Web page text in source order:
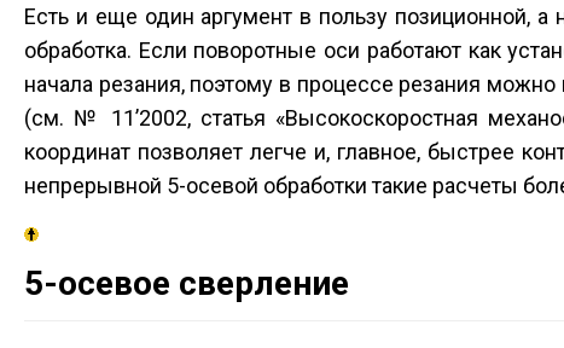
Есть и еще один аргумент в пользу позиционной,
обработка. Если поворотные оси работают как
начала резания, поэтому в процессе резания
(см. № 11’2002, статья «Высокоскоростная
координат позволяет легче и, главное, быстрее
непрерывной 5-осевой обработки такие расчеты
5-осевое сверление